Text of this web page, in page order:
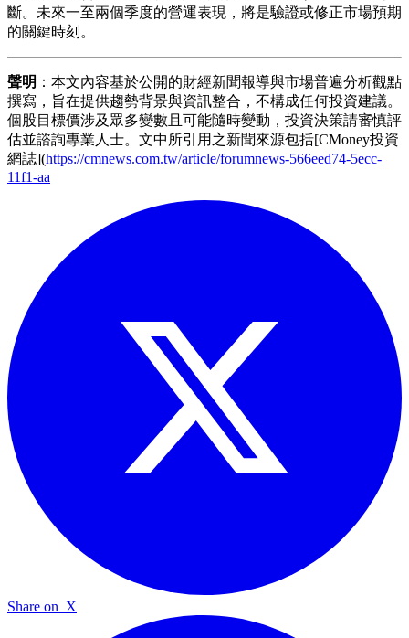
斷。未來一至兩個季度的營運表現，將是驗證或修正市場預期
的關鍵時刻。
聲明 ：本文內容基於公開的財經新聞報導與市場普遍分析觀點
撰寫，旨在提供趨勢背景與資訊整合，不構成任何投資建議。
個股目標價涉及眾多變數且可能隨時變動，投資決策請審慎評
估並諮詢專業人士。文中所引用之新聞來源包括[CMoney投資
網誌](https://cmnews.com.tw/article/forumnews-566eed74-5ecc-
11f1-aa
Share on X